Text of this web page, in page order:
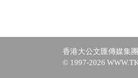
香港大公文匯傳媒集
© 1997-2026